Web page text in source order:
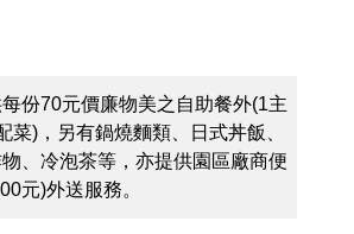
份70元價廉物美之自助餐外(1主
菜)，另有鍋燒麵類、日式丼飯、
、冷泡茶等，亦提供園區廠商便
元)外送服務。